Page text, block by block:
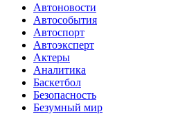
Автоновости
Автособытия
Автоспорт
Автоэксперт
Актеры
Аналитика
Баскетбол
Безопасность
Безумный мир